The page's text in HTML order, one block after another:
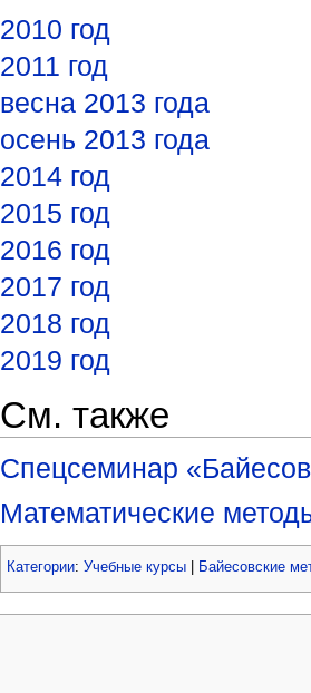
2010 год
2011 год
весна 2013 года
осень 2013 года
2014 год
2015 год
2016 год
2017 год
2018 год
2019 год
См. также
Спецсеминар
Математические
Категории: Учебные курсы| Байесовские